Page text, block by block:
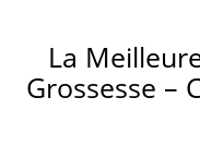
La
Grossesse –